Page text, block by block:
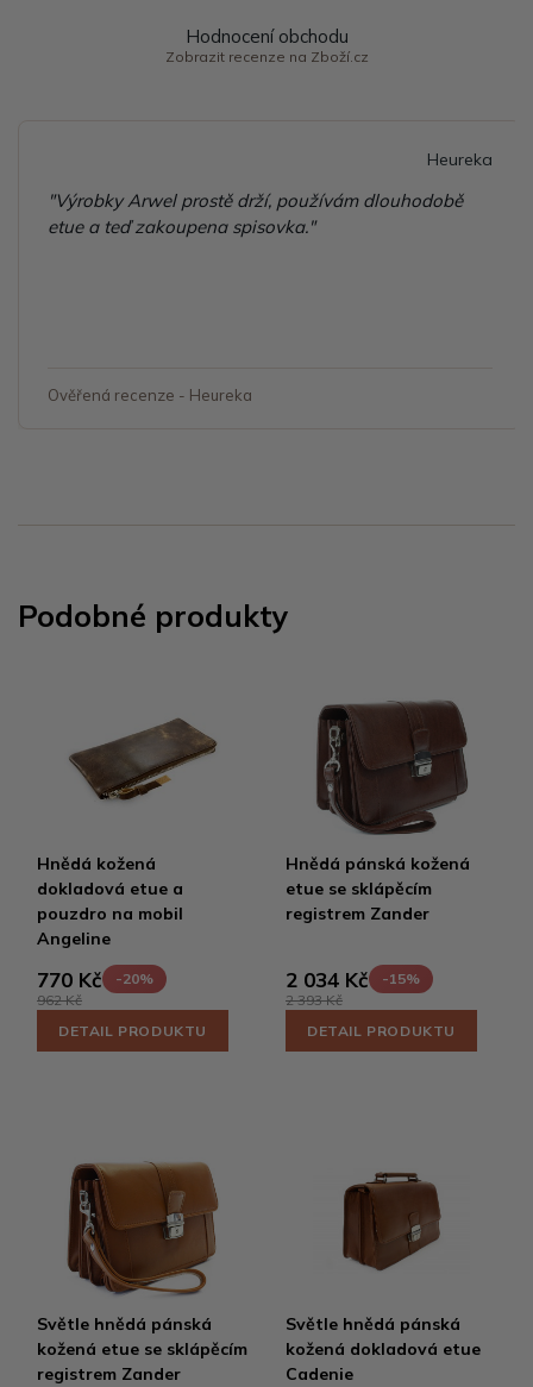
Hodnocení obchodu
Zobrazit recenze na Zboží.cz
Heureka
"Výrobky Arwel prostě drží, používám dlouhodobě
etue a teď zakoupena spisovka."
Ověřená recenze - Heureka
Podobné produkty
Hnědá kožená
dokladová etue a
pouzdro na mobil
Angeline
770 Kč
-20%
962 Kč
DETAIL PRODUKTU
Hnědá pánská kožená
etue se sklápěcím
registrem Zander
2 034 Kč
-15%
2 393 Kč
DETAIL PRODUKTU
Světle hnědá pánská
kožená etue se sklápěcím
registrem Zander
Světle hnědá pánská
kožená dokladová etue
Cadenie